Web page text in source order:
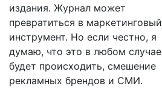
издания. Журнал может
превратиться в маркетинговый
инструмент. Но если честно, я
думаю, что это в любом случае
будет происходить, смешение
рекламных брендов и СМИ.